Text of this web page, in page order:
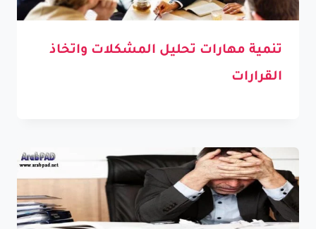
تنمية مهارات تحليل المشكلات واتخاذ
القرارات